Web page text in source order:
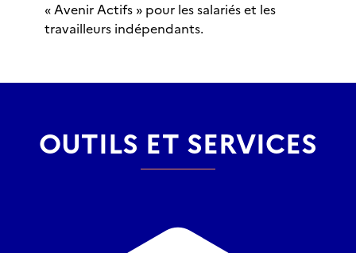
« Avenir Actifs » pour les salariés et les
travailleurs indépendants.
OUTILS ET SERVICES